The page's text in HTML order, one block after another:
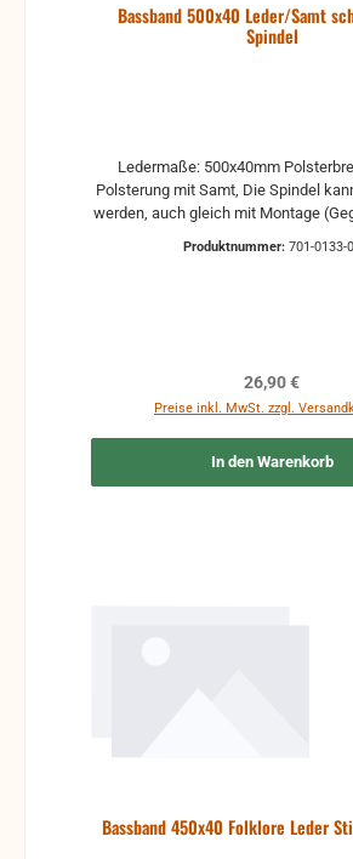
Bassband 500x40 Leder/Samt
Spindel
Polsterung mit Samt, Die Spindel
werden, auch gleich mit Montage
Produktnummer: 701-0133-
Regulärer Preis:
26,90 €
Preise inkl. MwSt. zzgl.
In den Warenkorb
Bassband 450x40 Folklore Leder